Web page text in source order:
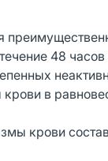
48
в
крови